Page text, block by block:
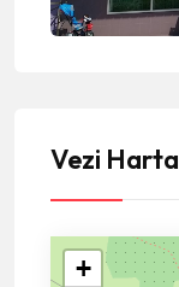
Vezi Harta
+